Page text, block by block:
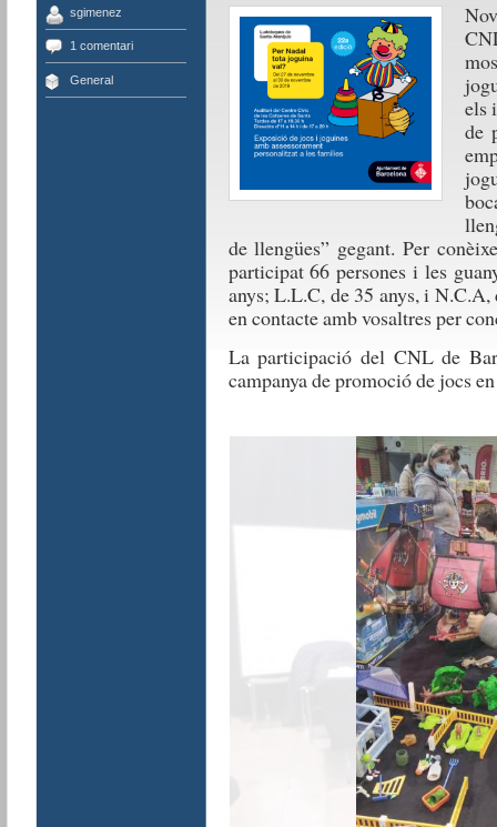
sgimenez
1 comentari
General
els
de
de llengües” gegant. Per
participat 66 persones i les
anys; L.L.C, de 35 anys, i N.C.A,
en contacte amb vosaltres per
La participació del CNL de
campanya de promoció de jocs